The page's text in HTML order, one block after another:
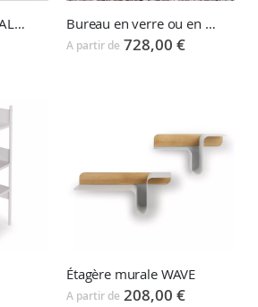
Lampe de bureau BALANCE Bureau en verre ou en bois BRIOSO
A partir de 728,00 €
Étagère murale WAVE
A partir de 208,00 €